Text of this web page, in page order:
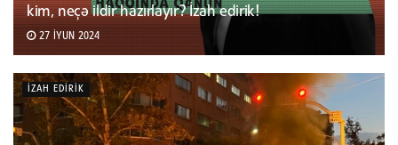
kim, neçə ildir hazırlayır? İzah edirik!
27 İYUN 2024
İZAH EDIRIK